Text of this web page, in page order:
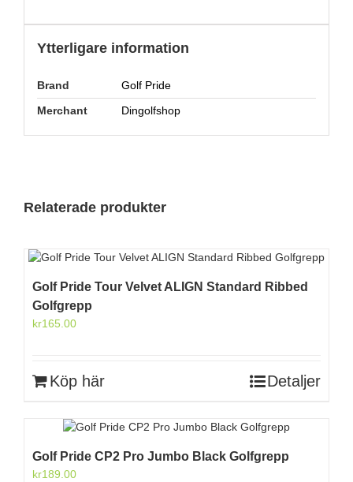
Ytterligare information
Brand
Golf Pride
Merchant
Dingolfshop
Relaterade produkter
Golf Pride Tour Velvet ALIGN Standard Ribbed
Golfgrepp
kr165.00
Köp här Detaljer
Golf Pride CP2 Pro Jumbo Black Golfgrepp
kr189.00